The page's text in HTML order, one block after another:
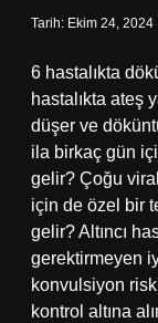
Tarih: Ekim 24, 2024
6 hastalıkta
hastalıkta ateş
düşer ve
ila birkaç gün
gelir? Çoğu
için de özel bir
gelir? Altıncı
gerektirmeyen
konvulsiyon
kontrol altına